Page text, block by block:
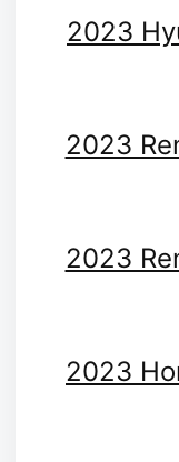
2023
2023
2023
2023